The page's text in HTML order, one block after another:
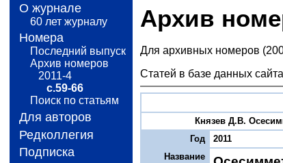
О журнале
60 лет журналу
Номера
Последний выпуск
Архив номеров
2011-4
с.59-66
Поиск по статьям
Для авторов
Редколлегия
Подписка
Архив
Для архивных номеров
Статей в базе данных
Князев Д.В.
Год
2011
Название